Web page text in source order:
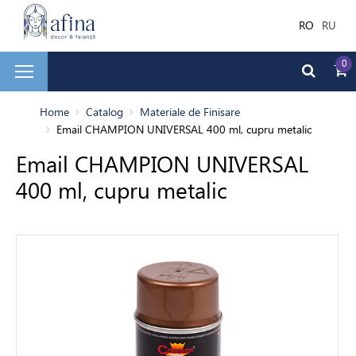
RO RU
faianță
de Finisare
0
Home Catalog
Materiale de Finisare
Email CHAMPION UNIVERSAL 400 ml, cupru metalic
Email CHAMPION UNIVERSAL
400 ml, cupru metalic